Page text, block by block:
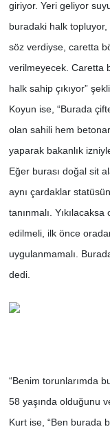
giriyor. Yeri geliyor
buradaki halk topluyor,
söz verdiyse, caretta
verilmeyecek. Caretta
halk sahip çıkıyor”
Koyun ise, “Burada
olan sahili hem
yaparak bakanlık
Eğer burası doğal sit
aynı çardaklar
tanınmalı.
edilmeli, ilk önce
uygulanmamalı.
dedi.
“Benim torunlarımda
58 yaşında olduğunu
Kurt ise, “Ben burada